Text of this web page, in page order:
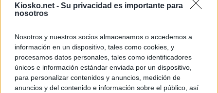
Kiosko.net - Su privacidad es importante para
nosotros
Nosotros y nuestros socios almacenamos o accedemos a
información en un dispositivo, tales como cookies, y
procesamos datos personales, tales como identificadores
únicos e información estándar enviada por un dispositivo,
para personalizar contenidos y anuncios, medición de
anuncios y del contenido e información sobre el público, así